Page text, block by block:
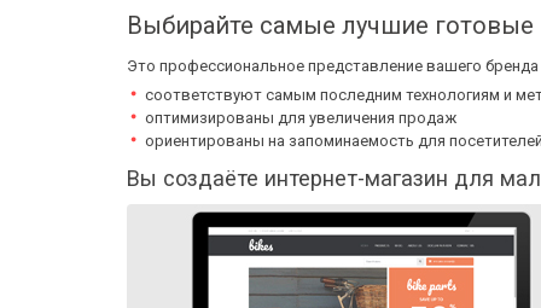
Выбирайте самые лучшие
Это профессиональное представление вашего
соответствуют самым последним технологиям и
оптимизированы для увеличения продаж
ориентированы на запоминаемость для
Вы создаёте интернет-магазин для